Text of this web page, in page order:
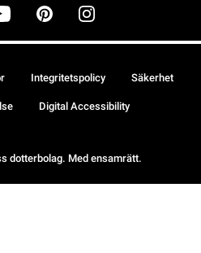
dotterbolag. Med ensamrätt.
Integritetspolicy Säkerhet
Digital Accessibility